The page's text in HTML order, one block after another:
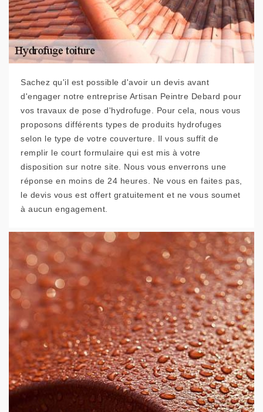
Sachez qu'il est possible d'avoir un devis avant
d'engager notre entreprise Artisan Peintre Debard pour
vos travaux de pose d'hydrofuge. Pour cela, nous vous
proposons différents types de produits hydrofuges
selon le type de votre couverture. Il vous suffit de
remplir le court formulaire qui est mis à votre
disposition sur notre site. Nous vous enverrons une
réponse en moins de 24 heures. Ne vous en faites pas,
le devis vous est offert gratuitement et ne vous soumet
à aucun engagement.